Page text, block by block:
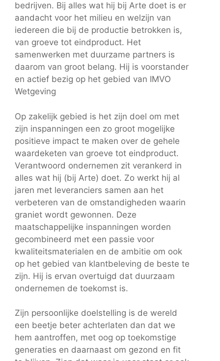
bedrijven. Bij alles wat hij bij Arte doet is er
aandacht voor het milieu en welzijn van
iedereen die bij de productie betrokken is,
van groeve tot eindproduct. Het
samenwerken met duurzame partners is
daarom van groot belang. Hij is voorstander
en actief bezig op het gebied van IMVO
Wetgeving
Op zakelijk gebied is het zijn doel om met
zijn inspanningen een zo groot mogelijke
positieve impact te maken over de gehele
waardeketen van groeve tot eindproduct.
Verantwoord ondernemen zit verankerd in
alles wat hij (bij Arte) doet. Zo werkt hij al
jaren met leveranciers samen aan het
verbeteren van de omstandigheden waarin
graniet wordt gewonnen. Deze
maatschappelijke inspanningen worden
gecombineerd met een passie voor
kwaliteitsmaterialen en de ambitie om ook
op het gebied van klantbeleving de beste te
zijn. Hij is ervan overtuigd dat duurzaam
ondernemen de toekomst is.
Zijn persoonlijke doelstelling is de wereld
een beetje beter achterlaten dan dat we
hem aantroffen, met oog op toekomstige
generaties en daarnaast om gezond en fit